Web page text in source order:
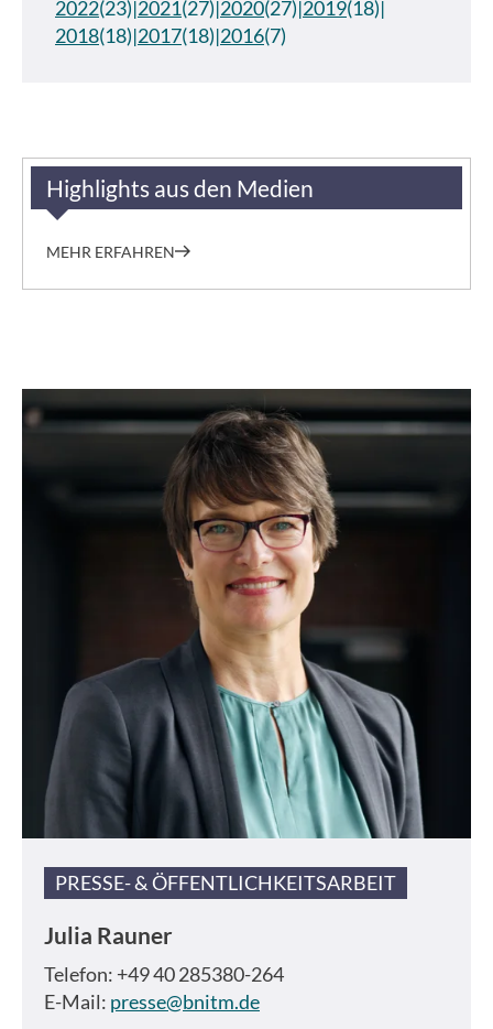
2022(23) 2021(27) 2020(27) 2019(18)
2018(18) 2017(18) 2016(7)
Highlights aus den Medien
MEHR ERFAHREN
PRESSE- & ÖFFENTLICHKEITSARBEIT
Julia Rauner
Telefon: +49 40 285380-264
E-Mail: presse@bnitm.de